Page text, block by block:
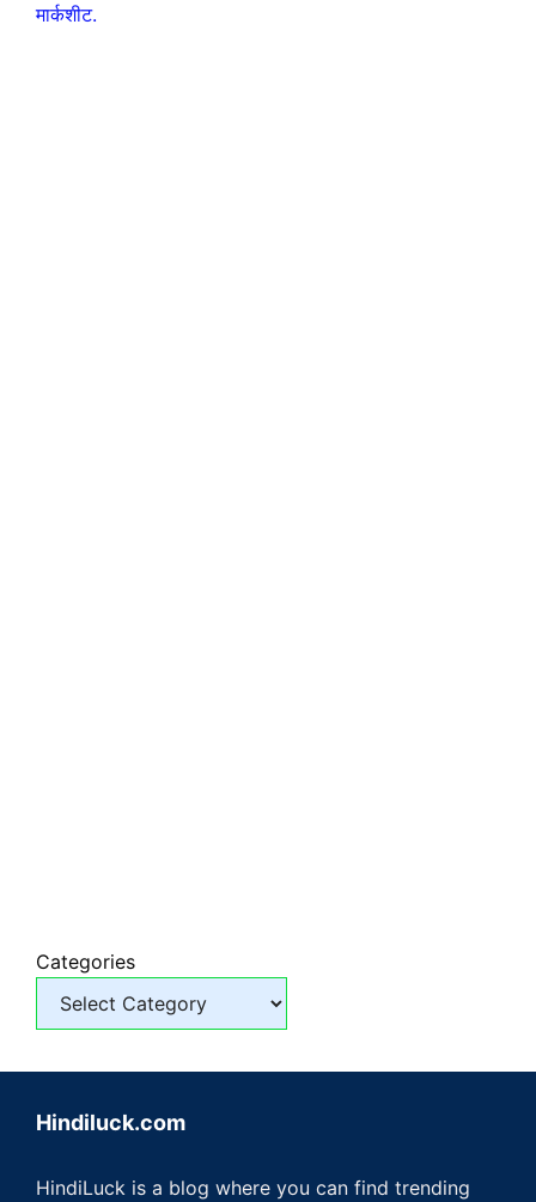
मार्कशीट.
Categories
Hindiluck.com
HindiLuck is a blog where you can find trending